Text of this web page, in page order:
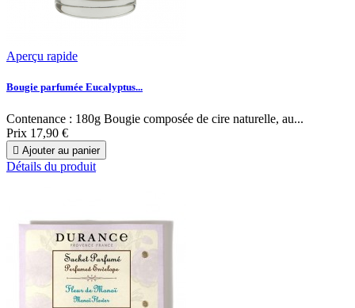
Aperçu rapide
Bougie parfumée Eucalyptus...
Contenance : 180g Bougie composée de cire naturelle, au...
Prix 17,90 €
 Ajouter au panier
Détails du produit